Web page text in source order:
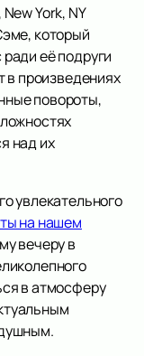
York, NY
который
её подруги
в произведениях
повороты,
над их
увлекательного
на нашем
вечеру в
в атмосферу